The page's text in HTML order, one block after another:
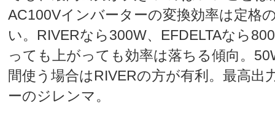
AC100Vインバーターの変換効率は定格
い。RIVERなら300W、EFDELTAなら
っても上がっても効率は落ちる傾向。
間使う場合はRIVERの方が有利。最高出
ーのジレンマ。